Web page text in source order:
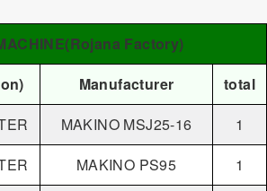
Factory)
Manufacturer
total
MAKINO MSJ25-16
1
MAKINO PS95
1